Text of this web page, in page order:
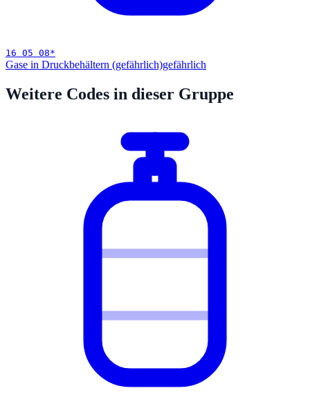
16 05 08*
Gase in Druckbehältern (gefährlich)gefährlich
Weitere Codes in dieser Gruppe